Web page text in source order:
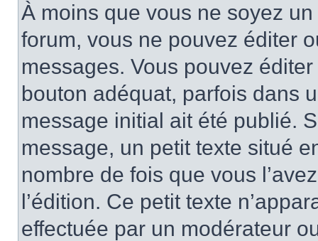
À moins que vous ne soyez
forum, vous ne pouvez éditer
messages. Vous pouvez
bouton adéquat, parfois dans
message initial ait été publié.
message, un petit texte situé
nombre de fois que vous
l’édition. Ce petit texte
effectuée par un modérateur